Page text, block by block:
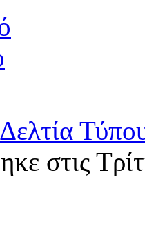
Δελτία
στις